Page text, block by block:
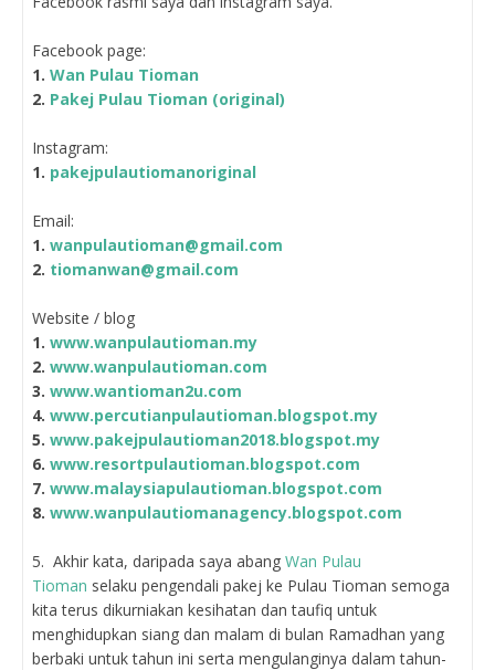
Facebook page:
1. Wan Pulau Tioman
2. Pakej Pulau Tioman (original)
Instagram:
1. pakejpulautiomanoriginal
Email:
1. wanpulautioman@gmail.com
2. tiomanwan@gmail.com
Website / blog
1. www.wanpulautioman.my
2. www.wanpulautioman.com
3. www.wantioman2u.com
4. www.percutianpulautioman.blogspot.my
5. www.pakejpulautioman2018.blogspot.my
6. www.resortpulautioman.blogspot.com
7. www.malaysiapulautioman.blogspot.com
8. www.wanpulautiomanagency.blogspot.com
5. Akhir kata, daripada saya abang Wan Pulau
Tioman selaku pengendali pakej ke Pulau Tioman semoga
kita terus dikurniakan kesihatan dan taufiq untuk
menghidupkan siang dan malam di bulan Ramadhan yang
berbaki untuk tahun ini serta mengulanginya dalam tahun-